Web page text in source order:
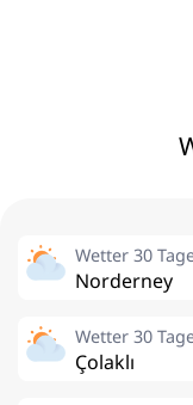
Wetter 30
Norderney
Wetter 30
Çolaklı